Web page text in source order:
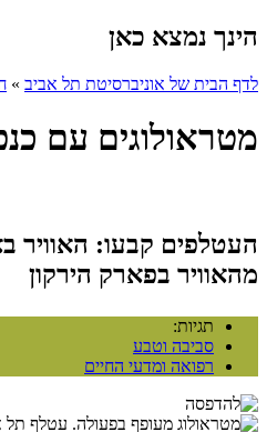
הינך נמצא כאן
לדף הבית של אוניברסיטת תל אביב »
מטראולוגים עם
העטלפים קבעו: האוויר
מהאוויר בפארק הירקון
תגיות:
סביבה וטבע
רפואה ומדעי החיים